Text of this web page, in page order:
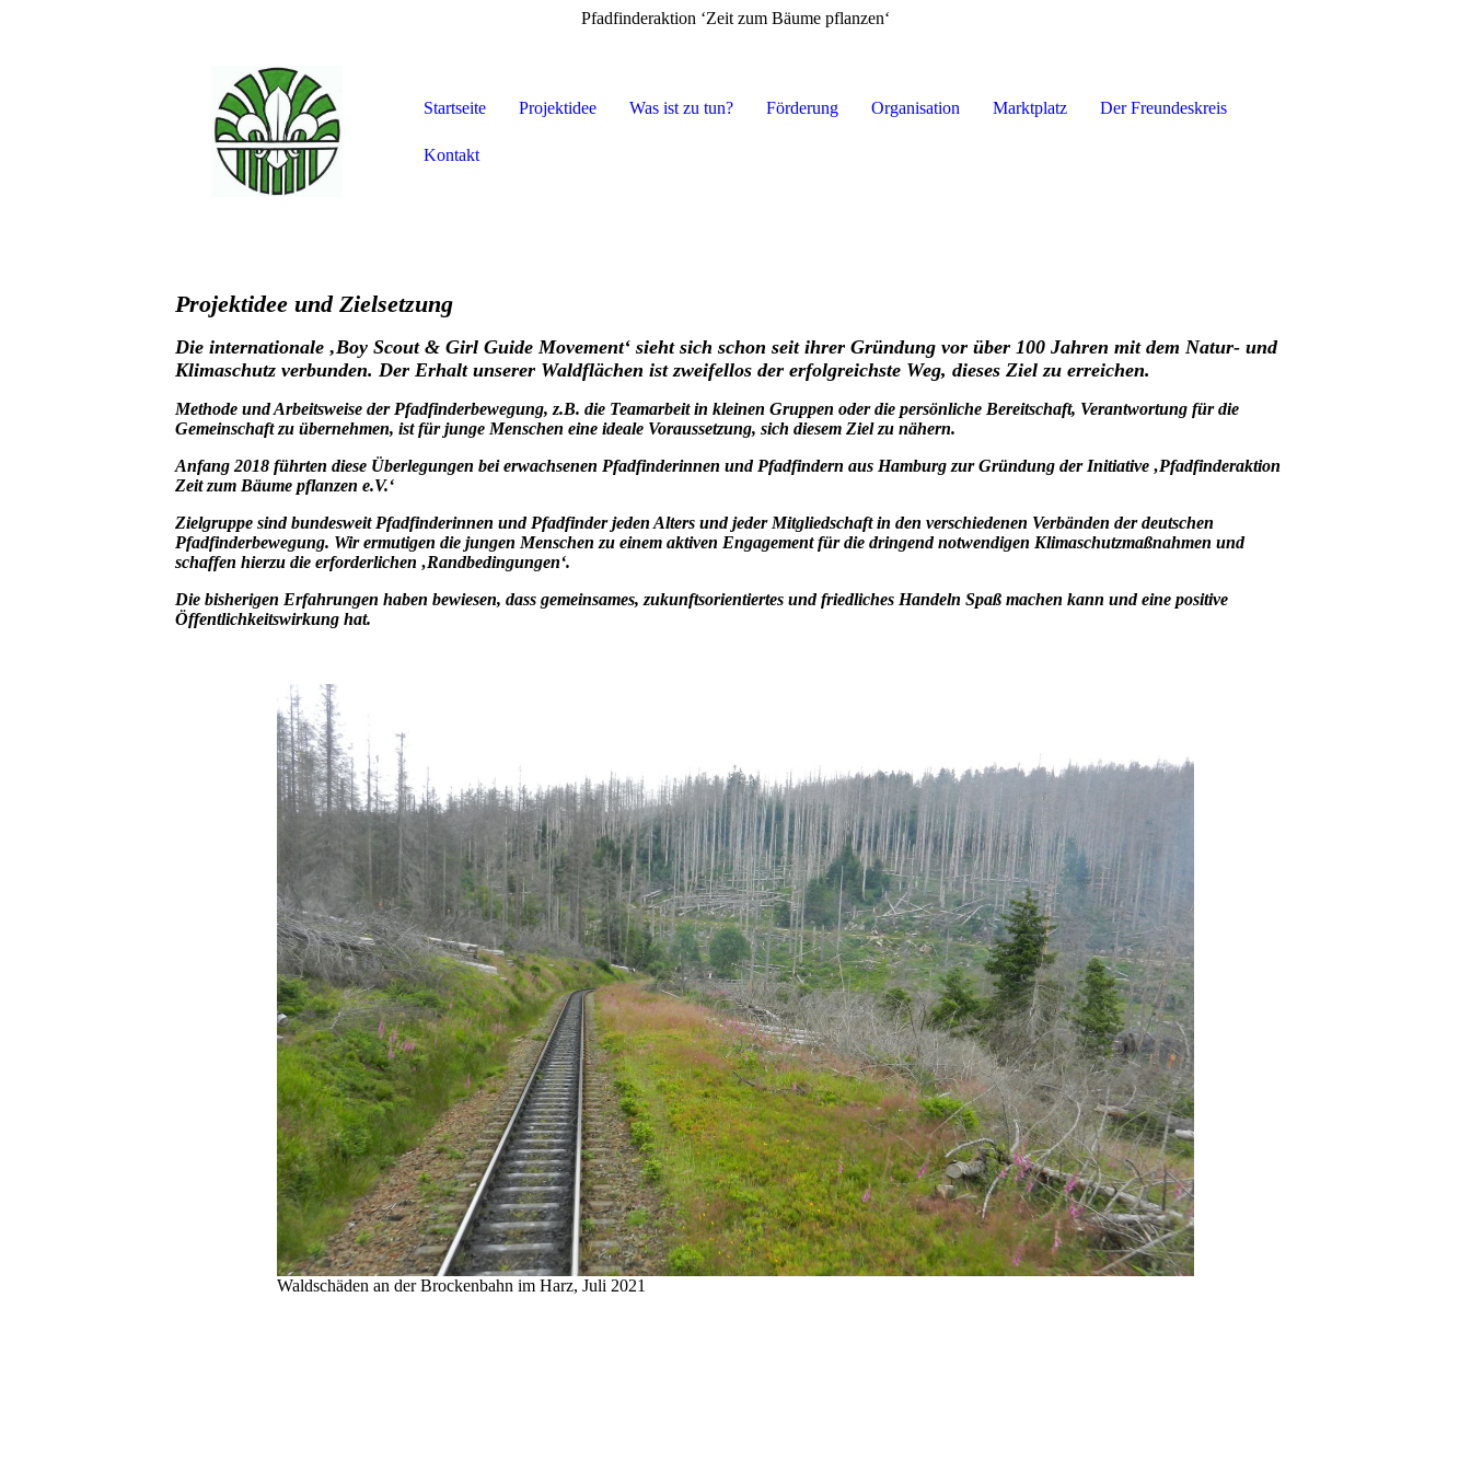
Pfadfinderaktion ‘Zeit zum Bäume pflanzen‘
Startseite Projektidee Was ist zu tun? Förderung Organisation Marktplatz Der Freundeskreis
Kontakt
Projektidee und Zielsetzung
Die internationale ‚Boy Scout & Girl Guide Movement‘ sieht sich schon seit ihrer Gründung vor über 100 Jahren mit dem Natur- und
Klimaschutz verbunden. Der Erhalt unserer Waldflächen ist zweifellos der erfolgreichste Weg, dieses Ziel zu erreichen.
Methode und Arbeitsweise der Pfadfinderbewegung, z.B. die Teamarbeit in kleinen Gruppen oder die persönliche Bereitschaft, Verantwortung für die
Gemeinschaft zu übernehmen, ist für junge Menschen eine ideale Voraussetzung, sich diesem Ziel zu nähern.
Anfang 2018 führten diese Überlegungen bei erwachsenen Pfadfinderinnen und Pfadfindern aus Hamburg zur Gründung der Initiative ‚Pfadfinderaktion
Zeit zum Bäume pflanzen e.V.‘
Zielgruppe sind bundesweit Pfadfinderinnen und Pfadfinder jeden Alters und jeder Mitgliedschaft in den verschiedenen Verbänden der deutschen
Pfadfinderbewegung. Wir ermutigen die jungen Menschen zu einem aktiven Engagement für die dringend notwendigen Klimaschutzmaßnahmen und
schaffen hierzu die erforderlichen ‚Randbedingungen‘.
Die bisherigen Erfahrungen haben bewiesen, dass gemeinsames, zukunftsorientiertes und friedliches Handeln Spaß machen kann und eine positive
Öffentlichkeitswirkung hat.
Waldschäden an der Brockenbahn im Harz, Juli 2021